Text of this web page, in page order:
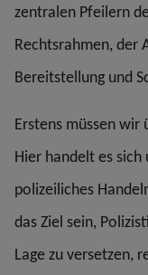
zentralen Pfeilern
Rechtsrahmen, der
Bereitstellung und
Erstens müssen wir
Hier handelt es
polizeiliches
das Ziel sein,
Lage zu versetzen,